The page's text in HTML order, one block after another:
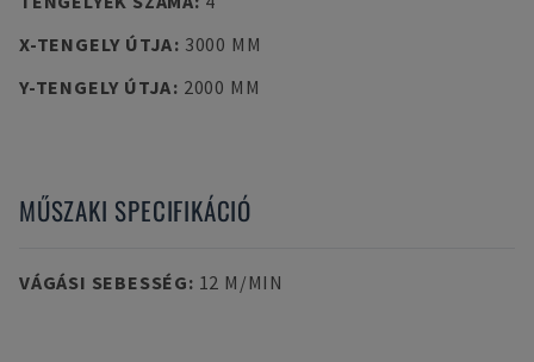
X-TENGELY ÚTJA: 3000 MM
Y-TENGELY ÚTJA: 2000 MM
MŰSZAKI SPECIFIKÁCIÓ
VÁGÁSI SEBESSÉG: 12 M/MIN